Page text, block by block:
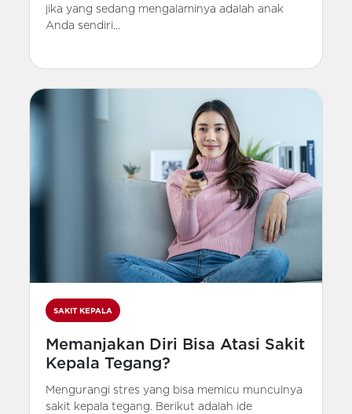
jika yang sedang mengalaminya adalah anak
Anda sendiri...
SAKIT KEPALA
Memanjakan Diri Bisa Atasi Sakit
Kepala Tegang?
Mengurangi stres yang bisa memicu munculnya
sakit kepala tegang. Berikut adalah ide